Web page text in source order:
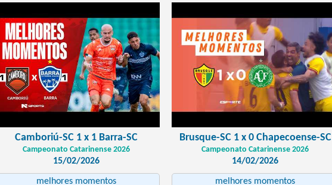
Camboriú-SC 1 x 1 Barra-SC
Campeonato Catarinense 2026
15/02/2026
melhores momentos
Brusque-SC 1 x 0 Chapecoense-SC
Campeonato Catarinense 2026
14/02/2026
melhores momentos